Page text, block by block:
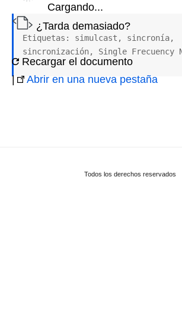
Cargando...
¿Tarda demasiado?
Recargar el documento
|
Abrir en una nueva pestaña
Etiquetas: simulcast, sincronía,
sincronización, Single Frecuency
Todos los derechos reservados